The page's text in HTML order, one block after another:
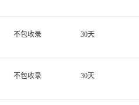
不包收录 30天
不包收录 30天